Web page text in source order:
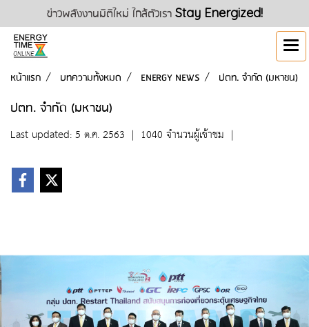
ข่าวพลังงานมิติใหม่ ใกล้ตัวเรา Stay Energized!
หน้าแรก บทความทั้งหมด ENERGY NEWS ปตท. จำกัด (มหาชน)
ปตท. จำกัด (มหาชน)
Last updated: 5 ต.ค. 2563 | 1040 จำนวนผู้เข้าชม |